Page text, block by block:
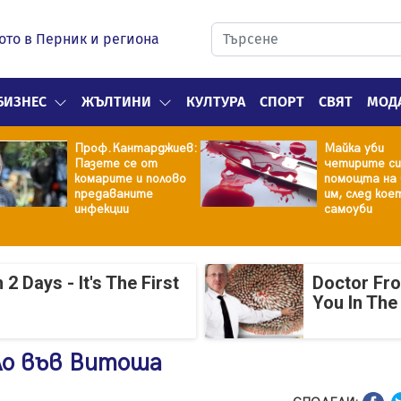
в Перник и региона
ЖЪЛТИНИ КУЛТУРА СПОРТ СВЯТ
Проф.Кантарджиев:
Пазете се от
комарите и полово
предаваните
инфекции
Майка уби
четирите
помощта на
им, след
самоуби
2 Days - It's The First
Doctor
You In
във Витоша